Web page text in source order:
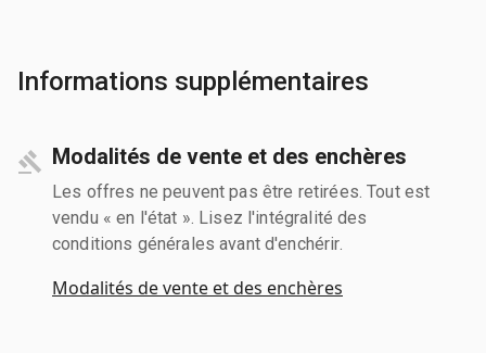
Informations supplémentaires
Modalités de vente et des enchères
Les offres ne peuvent pas être retirées. Tout est
vendu « en l'état ». Lisez l'intégralité des
conditions générales avant d'enchérir.
Modalités de vente et des enchères